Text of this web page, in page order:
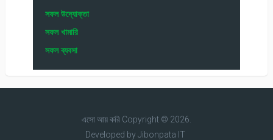
সফল উদ্যোক্তা
সফল খামারি
সফল ব্যবসা
এসো আয় করিCopyright © 2026.
Developed byJibonpata IT